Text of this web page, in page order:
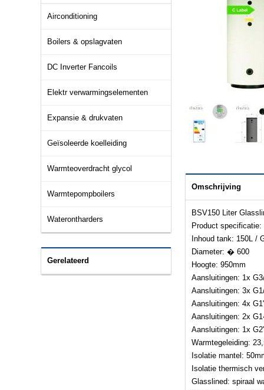
Airconditioning
Boilers & opslagvaten
DC Inverter Fancoils
Elektr verwarmingselementen
Expansie & drukvaten
Geïsoleerde koelleiding
Warmteoverdracht glycol
Warmtepompboilers
Waterontharders
Gerelateerd
Omschrijving
BSV150 Liter
Product specificatie:
Inhoud tank: 150L /
Diameter: � 600
Hoogte: 950mm
Aansluitingen: 1x
Aansluitingen: 3x
Aansluitingen: 4x
Aansluitingen: 2x
Aansluitingen: 1x
Warmtegeleiding:
Isolatie mantel:
Isolatie thermisch
Glasslined: spiraal